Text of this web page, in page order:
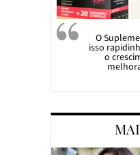
O
isso
o